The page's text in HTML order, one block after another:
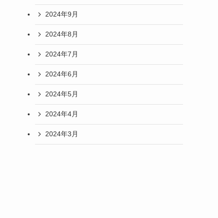
2024年9月
2024年8月
2024年7月
2024年6月
2024年5月
2024年4月
2024年3月